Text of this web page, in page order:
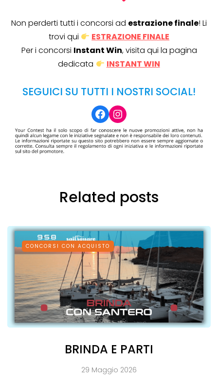
Non perderti tutti i concorsi ad estrazione finale! Li
trovi qui
ESTRAZIONE FINALE
Per i concorsi Instant Win, visita qui la pagina
dedicata
INSTANT WIN
SEGUICI SU TUTTI I NOSTRI SOCIAL!
Facebook
Instagram
Related posts
CONCORSI CON ACQUISTO
BRINDA E PARTI
29 Maggio 2026